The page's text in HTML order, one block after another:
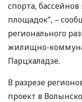
спорта,
площадок”, –
регионального
жилищно-
Парцхаладзе.
В разрезе
проект в